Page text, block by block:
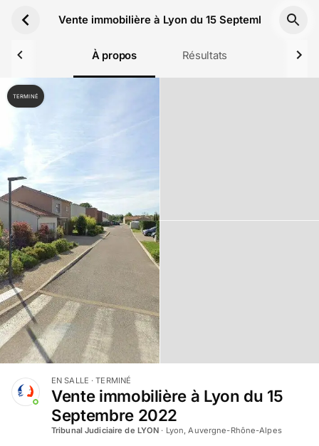
Vente immobilière à Lyon du 15 Septembre 2022
À propos Résultats
TERMINÉ
EN SALLE · TERMINÉ
Vente immobilière à Lyon du 15
Septembre 2022
Tribunal Judiciaire de LYON · Lyon, Auvergne-Rhône-Alpes